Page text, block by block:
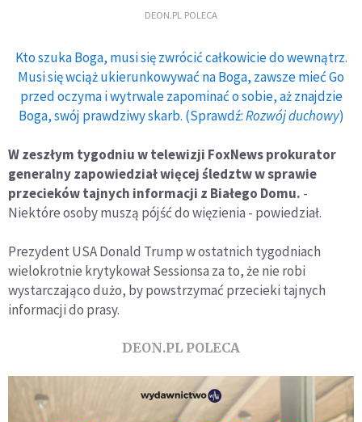
DEON.PL POLECA
Kto szuka Boga, musi się zwrócić całkowicie do wewnątrz.
Musi się wciąż ukierunkowywać na Boga, zawsze mieć Go
przed oczyma i wytrwale zapominać o sobie, aż znajdzie
Boga, swój prawdziwy skarb. (Sprawdź:Rozwój duchowy)
W zeszłym tygodniu w telewizji FoxNews prokurator
generalny zapowiedział więcej śledztw w sprawie
przecieków tajnych informacji z Białego Domu. -
Niektóre osoby muszą pójść do więzienia - powiedział.
Prezydent USA Donald Trump w ostatnich tygodniach
wielokrotnie krytykował Sessionsa za to, że nie robi
wystarczająco dużo, by powstrzymać przecieki tajnych
informacji do prasy.
DEON.PL POLECA